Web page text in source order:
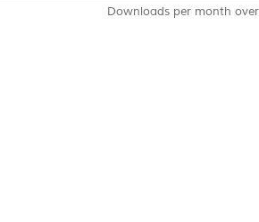
Downloads per month